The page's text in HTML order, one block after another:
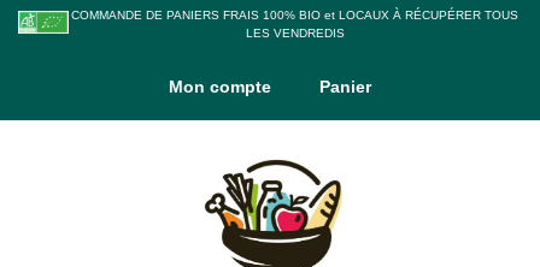
COMMANDE DE PANIERS FRAIS 100% BIO et LOCAUX À RÉCUPÉRER TOUS
LES VENDREDIS
Mon compte Panier